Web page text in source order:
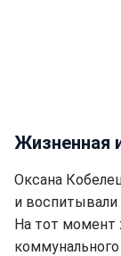
Жизненная
Оксана
и воспитывали
На тот момент